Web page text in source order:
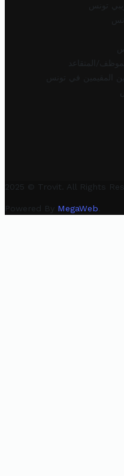
تونس
المتقاعد
المقيمين في تونس
2025 © Trovit. All Rights
Powered By MegaWeb